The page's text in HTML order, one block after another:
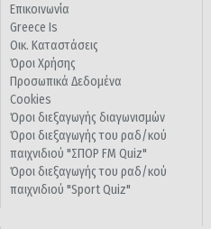
Επικοινωνία
Greece Is
Οικ. Καταστάσεις
Όροι Χρήσης
Προσωπικά Δεδομένα
Cookies
Όροι διεξαγωγής διαγωνισμών
Όροι διεξαγωγής του ραδ/κού
παιχνιδιού "ΣΠΟΡ FM Quiz"
Όροι διεξαγωγής του ραδ/κού
παιχνιδιού "Sport Quiz"